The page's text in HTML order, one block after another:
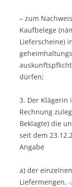
– zum
Kaufbelege
Lieferscheine)
dürfen;
3. Der Klägerin
Rechnung
Beklagte) die
seit dem
Angabe
a) der
Liefermengen,